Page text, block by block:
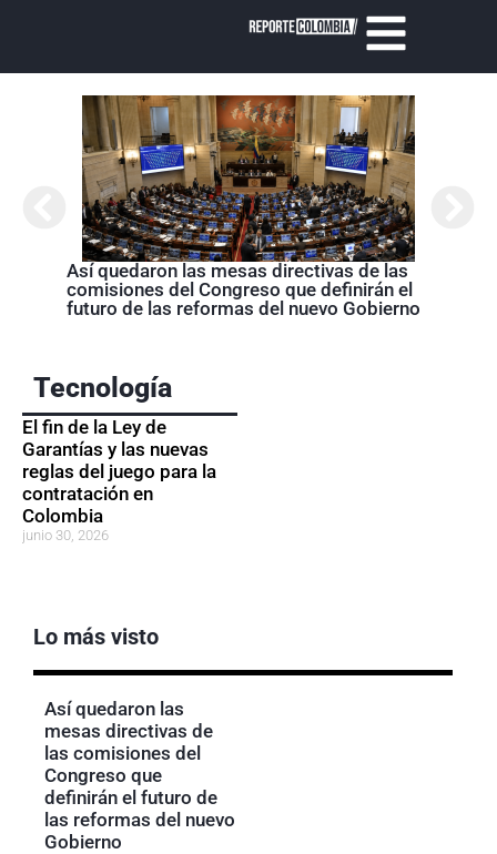
Así quedaron las mesas directivas de las
comisiones del Congreso que definirán el
futuro de las reformas del nuevo Gobierno
Tecnología
El fin de la Ley de
Garantías y las nuevas
reglas del juego para la
contratación en
Colombia
junio 30, 2026
Lo más visto
Así quedaron las
mesas directivas de
las comisiones del
Congreso que
definirán el futuro de
las reformas del nuevo
Gobierno